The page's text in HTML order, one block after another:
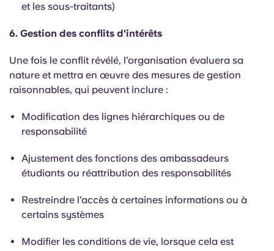
et les sous-traitants)
6. Gestion des conflits d'intérêts
Une fois le conflit révélé, l’organisation évaluera sa
nature et mettra en œuvre des mesures de gestion
raisonnables, qui peuvent inclure :
Modification des lignes hiérarchiques ou de
responsabilité
Ajustement des fonctions des ambassadeurs
étudiants ou réattribution des responsabilités
Restreindre l'accès à certaines informations ou à
certains systèmes
Modifier les conditions de vie, lorsque cela est